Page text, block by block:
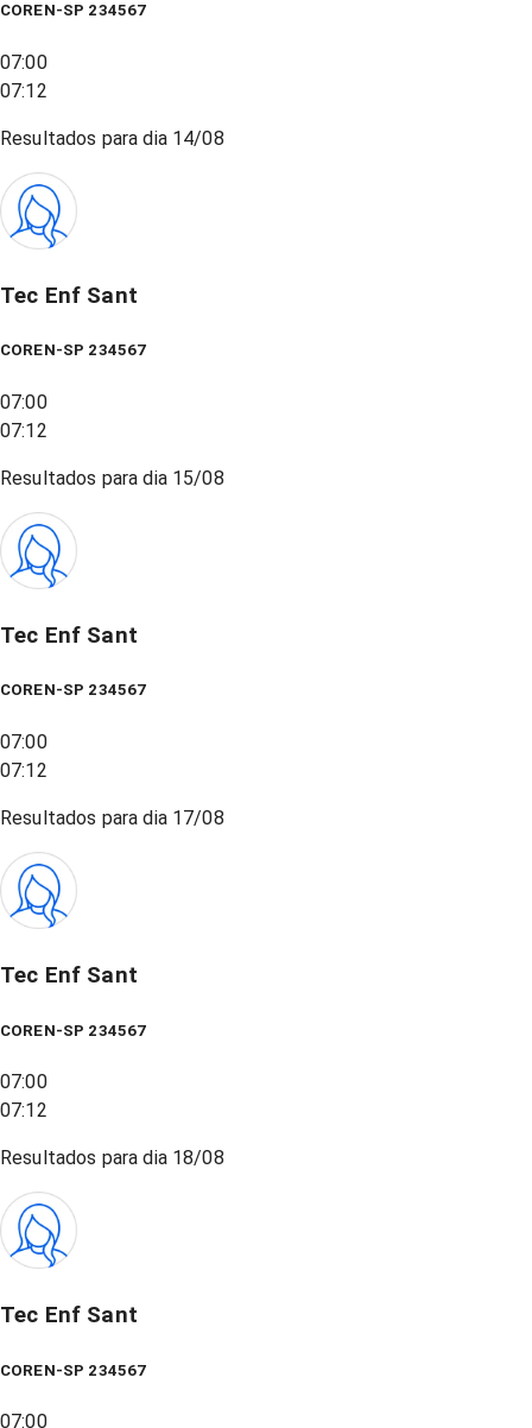
COREN-SP 234567
07:00
07:12
Resultados para dia 14/08
Tec Enf Sant
COREN-SP 234567
07:00
07:12
Resultados para dia 15/08
Tec Enf Sant
COREN-SP 234567
07:00
07:12
Resultados para dia 17/08
Tec Enf Sant
COREN-SP 234567
07:00
07:12
Resultados para dia 18/08
Tec Enf Sant
COREN-SP 234567
07:00